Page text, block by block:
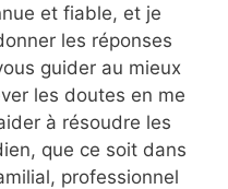
et fiable, et je
les réponses
guider au mieux
les doutes en me
à résoudre les
que ce soit dans
professionnel